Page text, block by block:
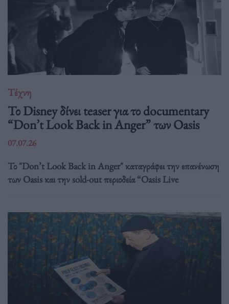
Τέχνη
Το Disney δίνει teaser για το documentary
“Don’t Look Back in Anger” των Oasis
07.07.26
Το "Don’t Look Back in Anger" καταγράφει την επανένωση
των Oasis και την sold-out περιοδεία “Oasis Live